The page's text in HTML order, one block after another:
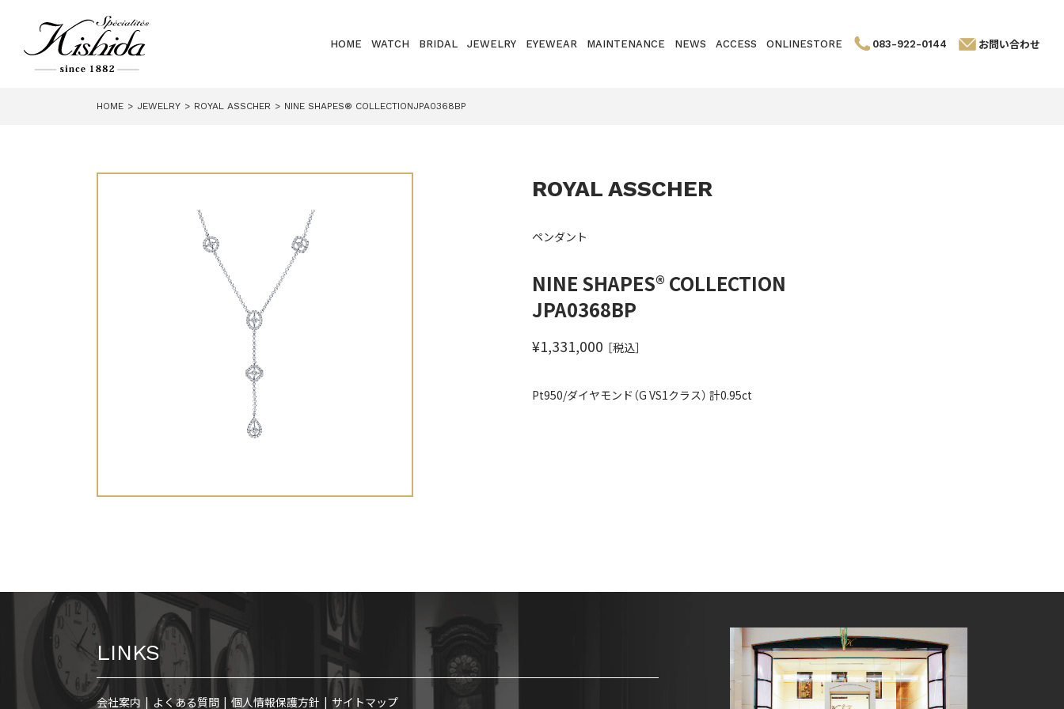
HOME WATCH BRIDAL JEWELRY EYEWEAR MAINTENANCE NEWS ACCESS ONLINESTORE 083-922-0144 お問い合わせ
HOME JEWELRY ROYAL ASSCHER NINE SHAPES® COLLECTIONJPA0368BP
ROYAL ASSCHER
ペンダント
NINE SHAPES® COLLECTION
JPA0368BP
¥1,331,000 ［税込］
Pt950/ダイヤモンド（G VS1クラス） 計0.95ct
LINKS
会社案内 よくある質問 個人情報保護方針 サイトマップ